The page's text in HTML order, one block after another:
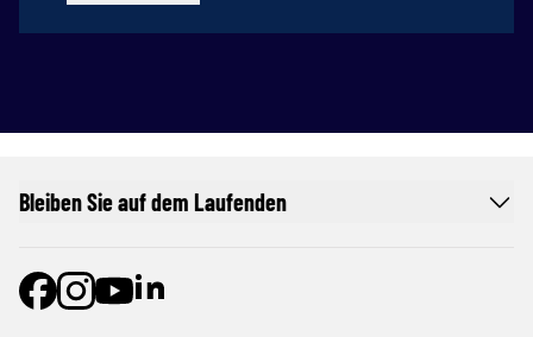
Bleiben Sie auf dem Laufenden